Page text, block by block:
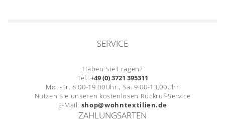
SERVICE
Haben Sie Fragen?
Tel.: +49 (0) 3721 395311
Mo. -Fr. 8.00-19.00Uhr , Sa. 9.00-13.00Uhr
Nutzen Sie unseren kostenlosen Rückruf-Service
E-Mail: shop@wohntextilien.de
ZAHLUNGSARTEN